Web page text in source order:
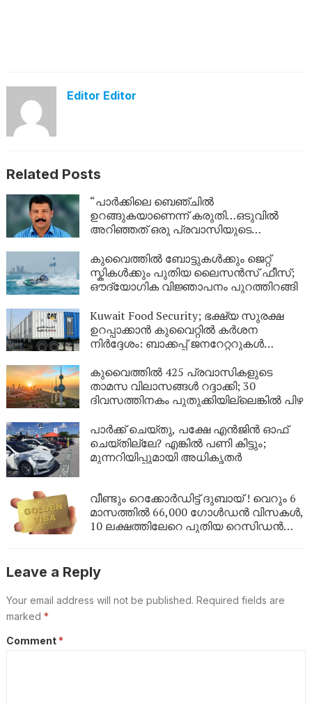
Editor Editor
Related Posts
“പാർക്കിലെ ബെഞ്ചിൽ
ഉറങ്ങുകയാണെന്ന് കരുതി…ഒടുവിൽ
അറിഞ്ഞത് ഒരു പ്രവാസിയുടെ
യുഎഇയിലെ തെരുവിൽ; ‘വാപ്പയെ
കാണണം’ എന്ന് കണ്ണീരോടെ മകൾ
കുവൈത്തിൽ ബോട്ടുകൾക്കും ജെറ്റ്
സ്കികൾക്കും പുതിയ ലൈസൻസ് ഫീസ്;
ഔദ്യോഗിക വിജ്ഞാപനം പുറത്തിറങ്ങി
Kuwait Food Security; ഭക്ഷ്യ സുരക്ഷ
ഉറപ്പാക്കാൻ കുവൈറ്റിൽ കർശന
നിർദ്ദേശം: ബാക്കപ്പ് ജനറേറ്ററുകൾ
കുവൈത്തിൽ 425 പ്രവാസികളുടെ
താമസ വിലാസങ്ങൾ റദ്ദാക്കി; 30
ദിവസത്തിനകം പുതുക്കിയില്ലെങ്കിൽ പിഴ
പാർക്ക് ചെയ്തു, പക്ഷേ എൻജിൻ ഓഫ്
ചെയ്തില്ലേ? എങ്കിൽ പണി കിട്ടും;
മുന്നറിയിപ്പുമായി അധികൃതർ
വീണ്ടും റെക്കോർഡിട്ട് ദുബായ് ! വെറും 6
മാസത്തിൽ 66,000 ഗോൾഡൻ വിസകൾ,
10 ലക്ഷത്തിലേറെ പുതിയ റെസിഡൻസി
Leave a Reply
Your email address will not be published. Required fields are
marked *
Comment *